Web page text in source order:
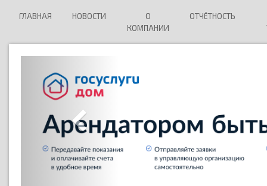
ГЛАВНАЯ НОВОСТИ
О
КОМПАНИИ
ОТЧЁТНОСТЬ